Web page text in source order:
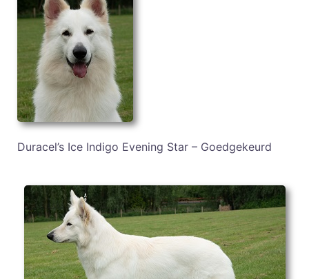
Duracel’s Ice Indigo Evening Star – Goedgekeurd